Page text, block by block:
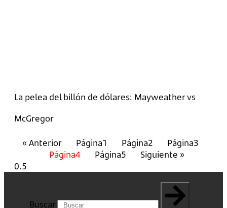
La pelea del billón de dólares: Mayweather vs
McGregor
« Anterior Página1 Página2 Página3
Página4 Página5 Siguiente »
Buscar